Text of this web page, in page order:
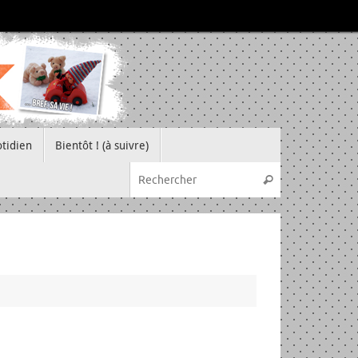
Bientôt ! (à suivre)
Recherche
Rechercher